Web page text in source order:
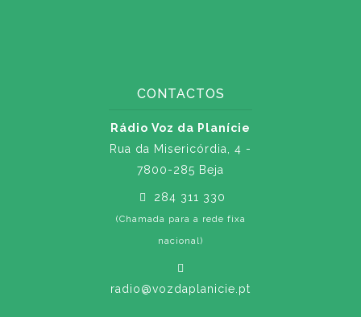
CONTACTOS
Rádio Voz da Planície
Rua da Misericórdia, 4 -
7800-285 Beja
284 311 330
(Chamada para a rede fixa
nacional)
radio@vozdaplanicie.pt